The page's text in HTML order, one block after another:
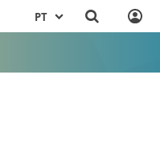
PT